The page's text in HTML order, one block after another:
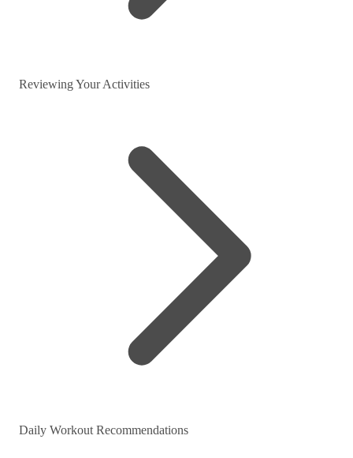
Reviewing Your Activities
Daily Workout Recommendations